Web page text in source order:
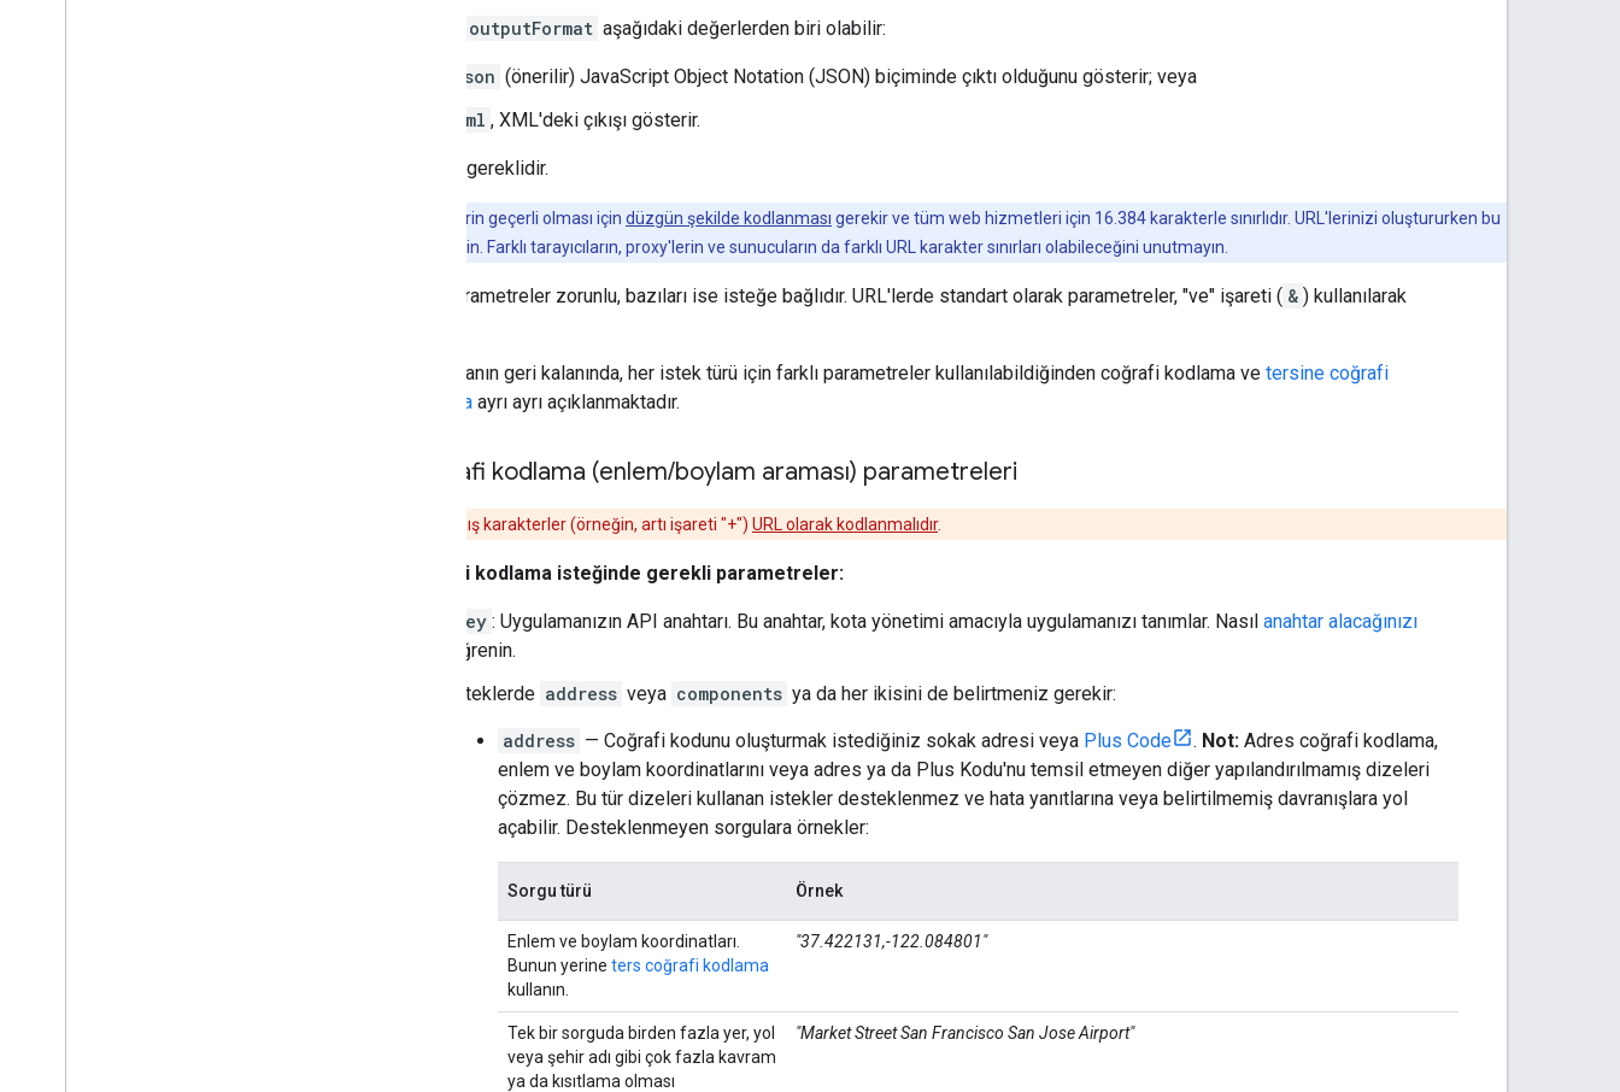
outputFormat aşağıdaki değerlerden biri olabilir:
json (önerilir) JavaScript Object Notation (JSON) biçiminde çıktı olduğunu gösterir; veya
xml , XML'deki çıkışı gösterir.
HTTPS gereklidir.
: URL'lerin geçerli olması için düzgün şekilde kodlanması gerekir ve tüm web hizmetleri için 16.384 karakterle sınırlıdır. URL'lerinizi oluştururken bu
sınıra dikkat edin. Farklı tarayıcıların, proxy'lerin ve sunucuların da farklı URL karakter sınırları olabileceğini unutmayın.
Bazı parametreler zorunlu, bazıları ise isteğe bağlıdır. URL'lerde standart olarak parametreler, "ve" işareti ( & ) kullanılarak
Bu sayfanın geri kalanında, her istek türü için farklı parametreler kullanılabildiğinden coğrafi kodlama ve tersine coğrafi
kodlama ayrı ayrı açıklanmaktadır.
Coğrafi kodlama (enlem/boylam araması) parametreleri
Tüm ayrılmış karakterler (örneğin, artı işareti "+") URL olarak kodlanmalıdır.
Coğrafi kodlama isteğinde gerekli parametreler:
key : Uygulamanızın API anahtarı. Bu anahtar, kota yönetimi amacıyla uygulamanızı tanımlar. Nasıl anahtar alacağınızı
öğrenin.
İsteklerde address veya components ya da her ikisini de belirtmeniz gerekir:
address — Coğrafi kodunu oluşturmak istediğiniz sokak adresi veya Plus Code . Not: Adres coğrafi kodlama,
enlem ve boylam koordinatlarını veya adres ya da Plus Kodu'nu temsil etmeyen diğer yapılandırılmamış dizeleri
çözmez. Bu tür dizeleri kullanan istekler desteklenmez ve hata yanıtlarına veya belirtilmemiş davranışlara yol
açabilir. Desteklenmeyen sorgulara örnekler:
Sorgu türü Örnek
Enlem ve boylam koordinatları.
Bunun yerine ters coğrafi kodlama
kullanın.
"37.422131,-122.084801"
Tek bir sorguda birden fazla yer, yol
veya şehir adı gibi çok fazla kavram
ya da kısıtlama olması
"Market Street San Francisco San Jose Airport"